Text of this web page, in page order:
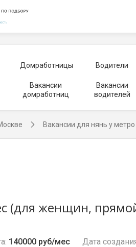
Домработницы Водители
Вакансии
домработниц
Вакансии
водителей
Вакансии для нянь у
(для женщин,
140000 руб/мес Дата